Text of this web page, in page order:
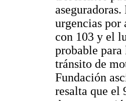
urgencias por
con 103 y el
probable para
tránsito de
Fundación
resalta que el